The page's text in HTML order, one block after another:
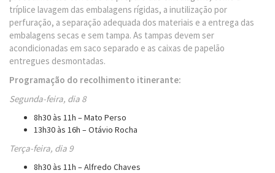
tríplice lavagem das embalagens rígidas, a inutilização por
perfuração, a separação adequada dos materiais e a entrega das
embalagens secas e sem tampa. As tampas devem ser
acondicionadas em saco separado e as caixas de papelão
entregues desmontadas.
Programação do recolhimento itinerante:
Segunda-feira, dia 8
8h30 às 11h – Mato Perso
13h30 às 16h – Otávio Rocha
Terça-feira, dia 9
8h30 às 11h – Alfredo Chaves